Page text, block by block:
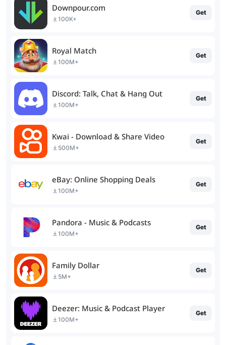
Downpour.com
100K+
Get
Royal Match
100M+
Get
Discord: Talk, Chat & Hang Out
100M+
Get
Kwai - Download & Share Video
500M+
Get
eBay: Online Shopping Deals
100M+
Get
Pandora - Music & Podcasts
100M+
Get
Family Dollar
5M+
Get
Deezer: Music & Podcast Player
100M+
Get